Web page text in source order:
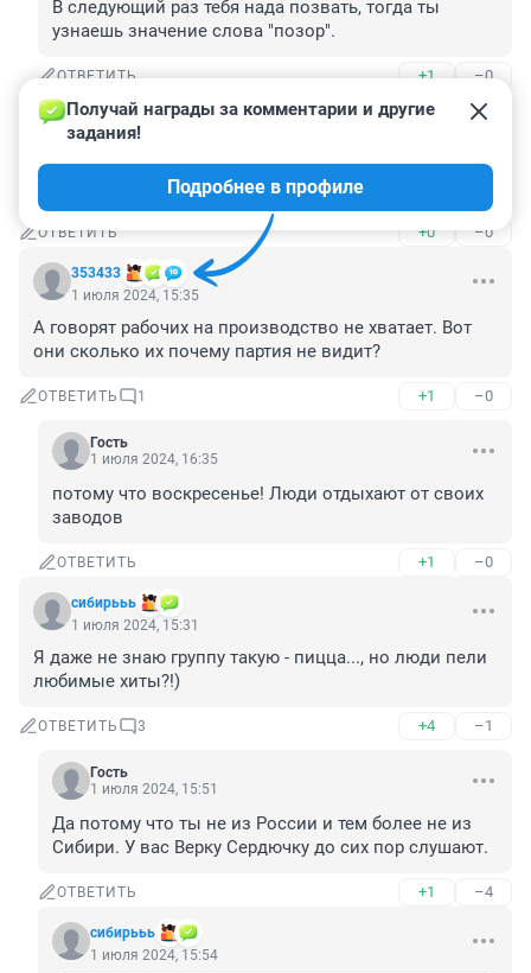
В следующий раз тебя нада позвать, тогда ты
узнаешь значение слова "позор".
ОТВЕТИТЬ +1 –0
Гость
1 июля 2024, 15:40
Хит то может быть и нестареющий,но вот саму
исполнительницу это не касается.
ОТВЕТИТЬ +0 –0
353433
Получай награды за комментарии и другие
задания!
Подробнее в профиле
1 июля 2024, 15:35
А говорят рабочих на производство не хватает. Вот
они сколько их почему партия не видит?
ОТВЕТИТЬ 1 +1 –0
Гость
1 июля 2024, 16:35
потому что воскресенье! Люди отдыхают от своих
заводов
ОТВЕТИТЬ +1 –0
сибирььь
1 июля 2024, 15:31
Я даже не знаю группу такую - пицца..., но люди пели
любимые хиты?!)
ОТВЕТИТЬ 3 +4 –1
Гость
1 июля 2024, 15:51
Да потому что ты не из России и тем более не из
Сибири. У вас Верку Сердючку до сих пор слушают.
ОТВЕТИТЬ +1 –4
сибирььь
1 июля 2024, 15:54